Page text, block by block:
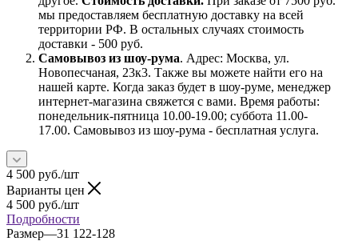
мы предоставляем бесплатную доставку на всей
территории РФ. В остальных случаях стоимость
доставки - 500 руб.
Самовывоз из шоу-рума. Адрес: Москва, ул.
Новопесчаная, 23к3. Также вы можете найти его на
нашей карте. Когда заказ будет в шоу-руме, менеджер
интернет-магазина свяжется с вами. Время работы:
понедельник-пятница 10.00-19.00; суббота 11.00-
17.00. Самовывоз из шоу-рума - бесплатная услуга.
4 500 руб./шт
Варианты цен
4 500 руб./шт
Подробности
Размер—31 122-128